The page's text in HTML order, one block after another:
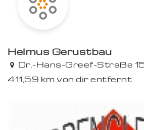
Helmus Gerüstbau
Dr.-Hans-Greef-Straße
411,59 km von dir entfernt